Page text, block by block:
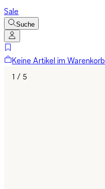
Sale
Suche
Keine Artikel im Warenkorb
1 / 5